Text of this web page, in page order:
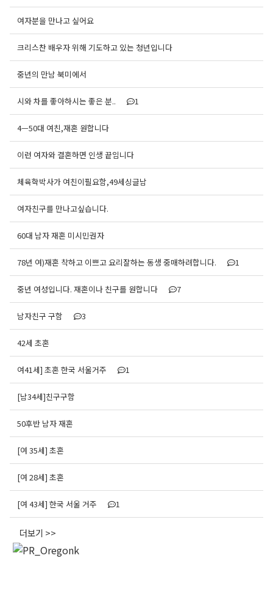
여자분을 만나고 싶어요
크리스찬 배우자 위해 기도하고 있는 청년입니다
중년의 만남 북미에서
시와 차를 좋아하시는 좋은 분.. 1
4ㅡ50대 여친,재혼 원합니다
이런 여자와 결혼하면 인생 끝임니다
체육학박사가 여친이필요함,49세싱글남
여자친구를 만나고싶습니다.
60대 남자 재혼 미시민권자
78년 여)재혼 착하고 이쁘고 요리잘하는 동생 중매하려합니다. 1
중년 여성입니다. 재혼이나 친구를 원합니다 7
남자친구 구함 3
42세 초혼
여41세] 초혼 한국 서울거주 1
[남34세]친구구함
50후반 남자 재혼
[여 35세] 초혼
[여 28세] 초혼
[여 43세] 한국 서울 거주 1
더보기 >>